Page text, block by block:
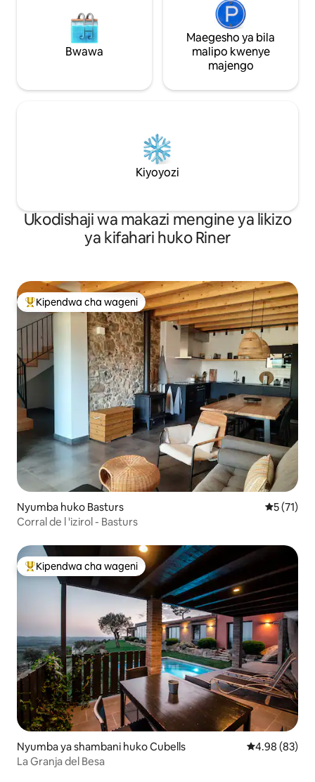
Bwawa
Maegesho ya bila
malipo kwenye
majengo
Kiyoyozi
Ukodishaji wa makazi mengine ya likizo
ya kifahari huko Riner
Kipendwa maarufu cha wageni
Kipendwa cha wageni
Nyumba huko Basturs Ukadiriaji
5 (71)
Corral de l 'izirol - Basturs
Kipendwa maarufu cha wageni
Kipendwa cha wageni
Nyumba ya shambani huko Cubells Ukadiriaji wa
4.98 (83)
La Granja del Besa